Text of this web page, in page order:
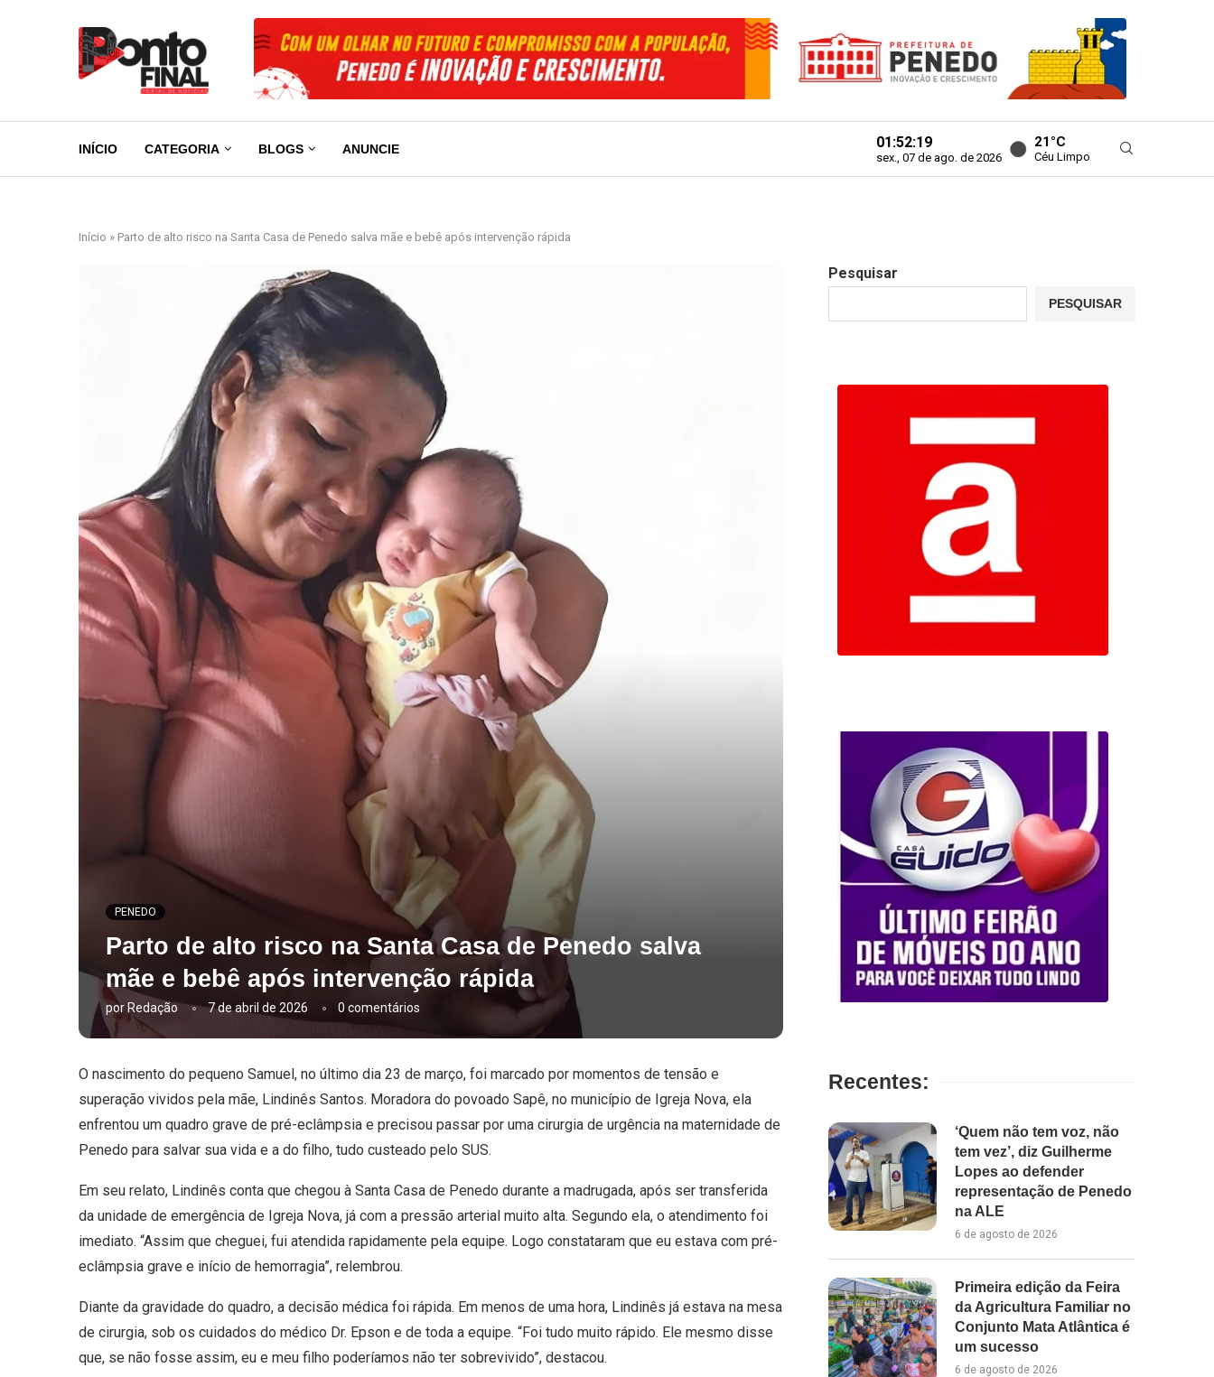
INÍCIO CATEGORIA BLOGS ANUNCIE 01:52:20
sex., 07 de ago. de 2026
21°C
Céu Limpo
Início » Parto de alto risco na Santa Casa de Penedo salva mãe e bebê após intervenção rápida
PENEDO
Parto de alto risco na Santa Casa de Penedo salva
mãe e bebê após intervenção rápida
por Redação 7 de abril de 2026 0 comentários
O nascimento do pequeno Samuel, no último dia 23 de março, foi marcado por momentos de tensão e
superação vividos pela mãe, Lindinês Santos. Moradora do povoado Sapê, no município de Igreja Nova, ela
enfrentou um quadro grave de pré-eclâmpsia e precisou passar por uma cirurgia de urgência na maternidade de
Penedo para salvar sua vida e a do filho, tudo custeado pelo SUS.
Em seu relato, Lindinês conta que chegou à Santa Casa de Penedo durante a madrugada, após ser transferida
da unidade de emergência de Igreja Nova, já com a pressão arterial muito alta. Segundo ela, o atendimento foi
imediato. “Assim que cheguei, fui atendida rapidamente pela equipe. Logo constataram que eu estava com pré-
eclâmpsia grave e início de hemorragia”, relembrou.
Diante da gravidade do quadro, a decisão médica foi rápida. Em menos de uma hora, Lindinês já estava na mesa
de cirurgia, sob os cuidados do médico Dr. Epson e de toda a equipe. “Foi tudo muito rápido. Ele mesmo disse
que, se não fosse assim, eu e meu filho poderíamos não ter sobrevivido”, destacou.
Pesquisar
PESQUISAR
Recentes:
‘Quem não tem voz, não
tem vez’, diz Guilherme
Lopes ao defender
representação de Penedo
na ALE
6 de agosto de 2026
Primeira edição da Feira
da Agricultura Familiar no
Conjunto Mata Atlântica é
um sucesso
6 de agosto de 2026